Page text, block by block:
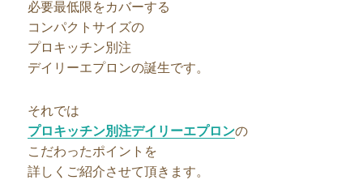
必要最低限をカバーする
コンパクトサイズの
プロキッチン別注
デイリーエプロンの誕生です。
それでは
プロキッチン別注デイリーエプロンの
こだわったポイントを
詳しくご紹介させて頂きます。